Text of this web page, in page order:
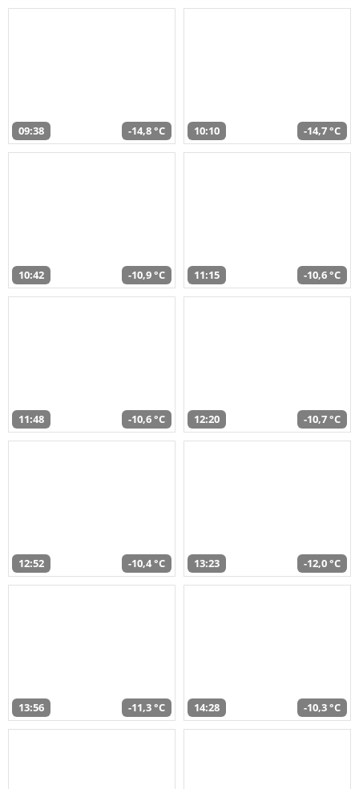
09:38 -14,8 °C 10:10 -14,7 °C
10:42 -10,9 °C 11:15 -10,6 °C
11:48 -10,6 °C 12:20 -10,7 °C
12:52 -10,4 °C 13:23 -12,0 °C
13:56 -11,3 °C 14:28 -10,3 °C